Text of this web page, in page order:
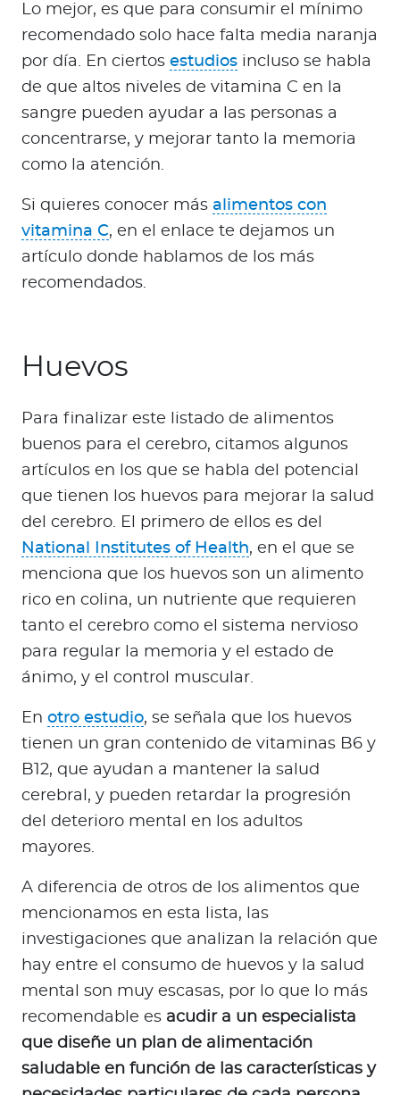
Lo mejor, es que para consumir el mínimo
recomendado solo hace falta media naranja
por día. En ciertos estudios incluso se habla
de que altos niveles de vitamina C en la
sangre pueden ayudar a las personas a
concentrarse, y mejorar tanto la memoria
como la atención.
Si quieres conocer más alimentos con
vitamina C, en el enlace te dejamos un
artículo donde hablamos de los más
recomendados.
Huevos
Para finalizar este listado de alimentos
buenos para el cerebro, citamos algunos
artículos en los que se habla del potencial
que tienen los huevos para mejorar la salud
del cerebro. El primero de ellos es del
National Institutes of Health, en el que se
menciona que los huevos son un alimento
rico en colina, un nutriente que requieren
tanto el cerebro como el sistema nervioso
para regular la memoria y el estado de
ánimo, y el control muscular.
En otro estudio, se señala que los huevos
tienen un gran contenido de vitaminas B6 y
B12, que ayudan a mantener la salud
cerebral, y pueden retardar la progresión
del deterioro mental en los adultos
mayores.
A diferencia de otros de los alimentos que
mencionamos en esta lista, las
investigaciones que analizan la relación que
hay entre el consumo de huevos y la salud
mental son muy escasas, por lo que lo más
recomendable es acudir a un especialista
que diseñe un plan de alimentación
saludable en función de las características y